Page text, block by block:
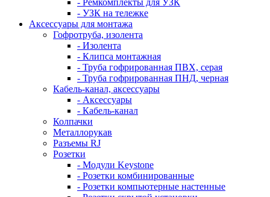
- Ремкомплекты для УЗК
- УЗК на тележке
Аксессуары для монтажа
Гофротруба, изолента
- Изолента
- Клипса монтажная
- Труба гофрированная ПВХ, серая
- Труба гофрированная ПНД, черная
Кабель-канал, аксессуары
- Аксессуары
- Кабель-канал
Колпачки
Металлорукав
Разъемы RJ
Розетки
- Модули Keystone
- Розетки комбинированные
- Розетки компьютерные настенные